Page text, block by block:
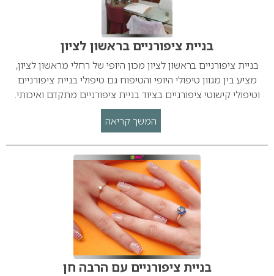
בניית ציפורניים בראשון לציון
בניית ציפורניים בראשון לציון מכון היופי של רחלי מראשון לציון,
מציע בין מגוון טיפולי היופי והטיפוח גם טיפולי בניית ציפורניים
וטיפולי קישוטי ציפורניים בציוד בניית ציפורניים מתקדם ואיכותי.
המשך קריאה
בניית ציפורניים עם הרבה חן